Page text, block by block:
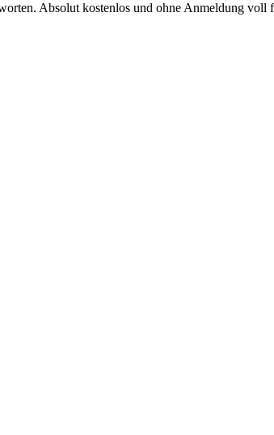
Absolut kostenlos und ohne Anmeldung